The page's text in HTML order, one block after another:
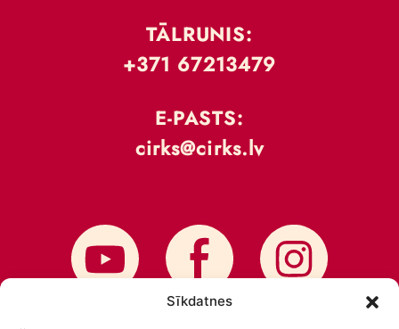
Sīkdatnes
TĀLRUNIS:
+371 67213479
E-PASTS:
cirks@cirks.lv